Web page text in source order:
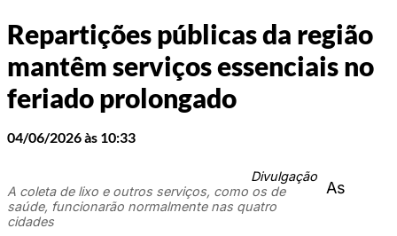
Repartições públicas da região
mantêm serviços essenciais no
feriado prolongado
04/06/2026 às 10:33
Divulgação
A coleta de lixo e outros serviços, como os de
saúde, funcionarão normalmente nas quatro
cidades
As